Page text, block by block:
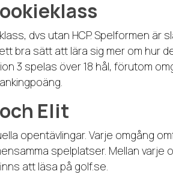
dvs utan HCP. Spelformen
bra sätt att lära sig mer om hur
3 spelas över 18 hål, förutom
Elit
opentävlingar. Varje omgång
spelplatser. Mellan
att läsa på golf.se.